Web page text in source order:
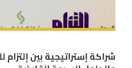
شراكة إستراتيجية بين